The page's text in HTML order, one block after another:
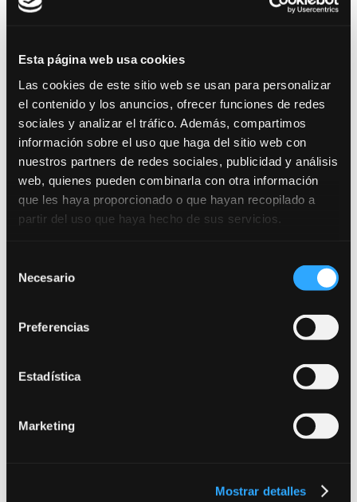
Esta página web usa cookies
Las cookies de este sitio web se usan para personalizar
el contenido y los anuncios, ofrecer funciones de redes
sociales y analizar el tráfico. Además, compartimos
información sobre el uso que haga del sitio web con
nuestros partners de redes sociales, publicidad y análisis
web, quienes pueden combinarla con otra información
que les haya proporcionado o que hayan recopilado a
partir del uso que haya hecho de sus servicios.
Necesario
Preferencias
Estadística
Marketing
Mostrar detalles
OPOSICIONES, S.L.
Finalidades: Responder a sus solicitudes y
remitirle información comercial de nuestros
productos y servicios, incluso por correo
electrónico.
Legitimación: Consentimiento del interesado.
rectificar, suprimir sus datos y demás derechos
Información adicional: